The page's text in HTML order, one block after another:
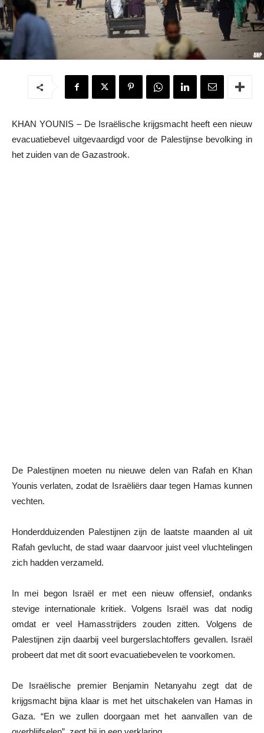
KHAN YOUNIS – De Israëlische krijgsmacht heeft een nieuw
evacuatiebevel uitgevaardigd voor de Palestijnse bevolking in
het zuiden van de Gazastrook.
De Palestijnen moeten nu nieuwe delen van Rafah en Khan
Younis verlaten, zodat de Israëliërs daar tegen Hamas kunnen
vechten.
Honderdduizenden Palestijnen zijn de laatste maanden al uit
Rafah gevlucht, de stad waar daarvoor juist veel vluchtelingen
zich hadden verzameld.
In mei begon Israël er met een nieuw offensief, ondanks
stevige internationale kritiek. Volgens Israël was dat nodig
omdat er veel Hamasstrijders zouden zitten. Volgens de
Palestijnen zijn daarbij veel burgerslachtoffers gevallen. Israël
probeert dat met dit soort evacuatiebevelen te voorkomen.
De Israëlische premier Benjamin Netanyahu zegt dat de
krijgsmacht bijna klaar is met het uitschakelen van Hamas in
Gaza. “En we zullen doorgaan met het aanvallen van de